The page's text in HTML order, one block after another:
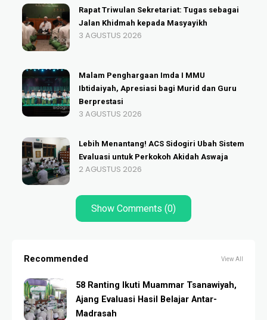
Rapat Triwulan Sekretariat: Tugas sebagai
Jalan Khidmah kepada Masyayikh
3 AGUSTUS 2026
Malam Penghargaan Imda I MMU
Ibtidaiyah, Apresiasi bagi Murid dan Guru
Berprestasi
3 AGUSTUS 2026
Lebih Menantang! ACS Sidogiri Ubah Sistem
Evaluasi untuk Perkokoh Akidah Aswaja
2 AGUSTUS 2026
Show Comments (0)
Recommended View All
58 Ranting Ikuti Muammar Tsanawiyah,
Ajang Evaluasi Hasil Belajar Antar-
Madrasah